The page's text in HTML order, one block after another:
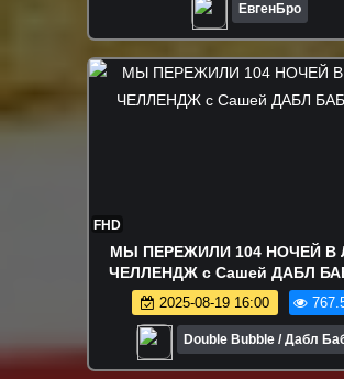
ЕвгенБро
FHD
МЫ ПЕРЕЖИЛИ 104 НОЧЕЙ В
ЧЕЛЛЕНДЖ с Сашей ДАБЛ
2025-08-19 16:00
Double Bubble / Дабл